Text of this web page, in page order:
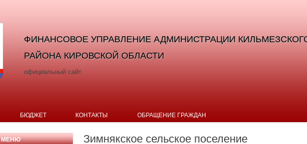
ФИНАНСОВОЕ УПРАВЛЕНИЕ АДМИНИСТРАЦИИ
РАЙОНА КИРОВСКОЙ ОБЛАСТИ
официальный сайт
Перейти к содержимому
БЮДЖЕТ КОНТАКТЫ ОБРАЩЕНИЕ ГРАЖДАН
МЕНЮ Зимнякское сельское поселение